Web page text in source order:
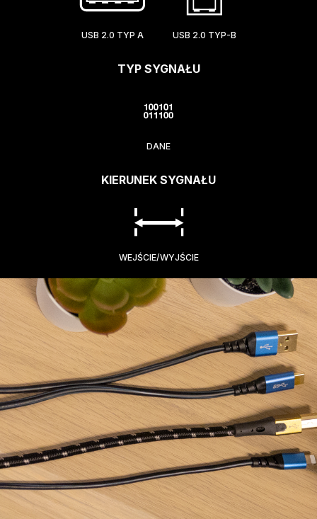
USB 2.0 TYP A USB 2.0 TYP-B
TYP SYGNAŁU
DANE
KIERUNEK SYGNAŁU
WEJŚCIE/WYJŚCIE